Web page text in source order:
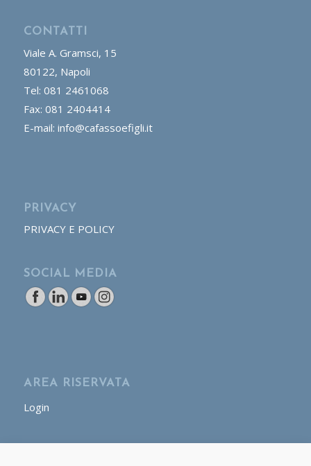
CONTATTI
Viale A. Gramsci, 15
80122, Napoli
Tel: 081 2461068
Fax: 081 2404414
E-mail: info@cafassoefigli.it
PRIVACY
PRIVACY E POLICY
SOCIAL MEDIA
AREA RISERVATA
Login